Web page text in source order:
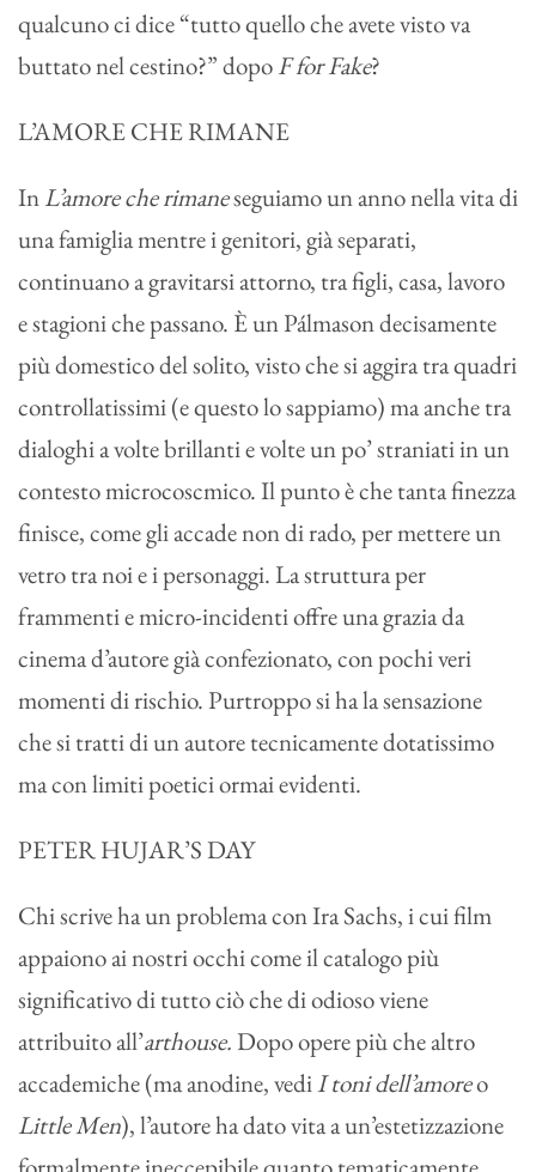
qualcuno ci dice “tutto quello che avete visto va
buttato nel cestino?” dopoF for Fake?
L’AMORE CHE RIMANE
InL’amore che rimaneseguiamo un anno nella vita di
una famiglia mentre i genitori, già separati,
continuano a gravitarsi attorno, tra figli, casa, lavoro
e stagioni che passano. È un Pálmason decisamente
più domestico del solito, visto che si aggira tra quadri
controllatissimi (e questo lo sappiamo) ma anche tra
dialoghi a volte brillanti e volte un po’ straniati in un
contesto microcoscmico. Il punto è che tanta finezza
finisce, come gli accade non di rado, per mettere un
vetro tra noi e i personaggi. La struttura per
frammenti e micro-incidenti offre una grazia da
cinema d’autore già confezionato, con pochi veri
momenti di rischio. Purtroppo si ha la sensazione
che si tratti di un autore tecnicamente dotatissimo
ma con limiti poetici ormai evidenti.
PETER HUJAR’S DAY
Chi scrive ha un problema con Ira Sachs, i cui film
appaiono ai nostri occhi come il catalogo più
significativo di tutto ciò che di odioso viene
attribuito all’arthouse.Dopo opere più che altro
accademiche (ma anodine, vediI toni dell’amoreo
Little Men), l’autore ha dato vita a un’estetizzazione